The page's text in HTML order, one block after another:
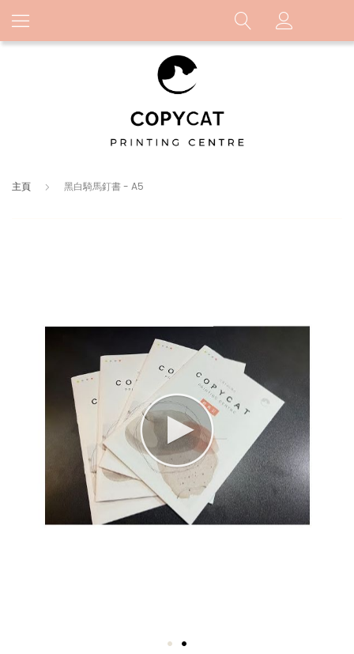
主頁 黑白騎馬釘書 - A5